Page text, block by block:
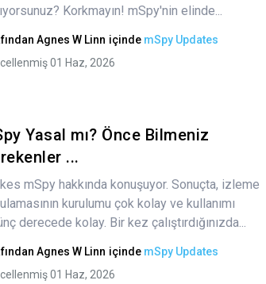
Bağlantıyı kopyala
Korkmayın! mSpy'nin elinde...
Agnes W Linn içinde mSpy Updates
01 Haz, 2026
paylaş
Bağlantıyı kopyala
Yasal mı? Önce Bilmeniz
...
mSpy hakkında konuşuyor. Sonuçta, izleme
kurulumu çok kolay ve kullanımı
derecede kolay. Bir kez çalıştırdığınızda...
Agnes W Linn içinde mSpy Updates
01 Haz, 2026